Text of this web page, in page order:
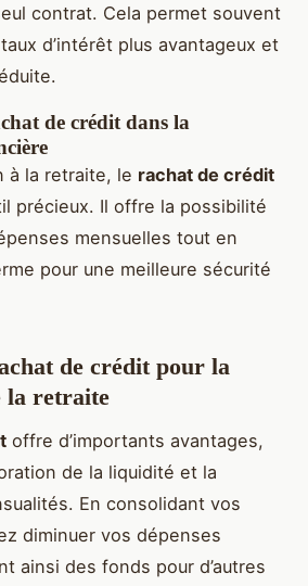
contrat. Cela permet souvent
d’intérêt plus avantageux et
de crédit dans la
à la retraite, le rachat de crédit
précieux. Il offre la possibilité
mensuelles tout en
pour une meilleure sécurité
de crédit pour la
la retraite
offre d’importants avantages,
de la liquidité et la
En consolidant vos
diminuer vos dépenses
ainsi des fonds pour d’autres